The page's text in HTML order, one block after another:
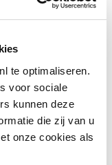
te optimaliseren.
voor sociale
kunnen deze
die zij van u
onze cookies als